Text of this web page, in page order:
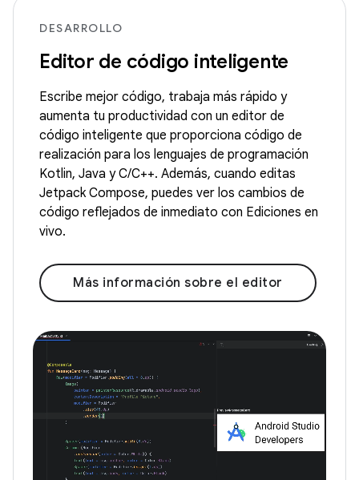
DESARROLLO
Editor de código inteligente
Escribe mejor código, trabaja más rápido y
aumenta tu productividad con un editor de
código inteligente que proporciona código de
realización para los lenguajes de programación
Kotlin, Java y C/C++. Además, cuando editas
Jetpack Compose, puedes ver los cambios de
código reflejados de inmediato con Ediciones en
vivo.
Más información sobre el editor